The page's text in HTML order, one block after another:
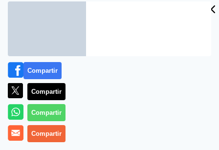
Más información
Compartir
Compartir
Compartir
Compartir